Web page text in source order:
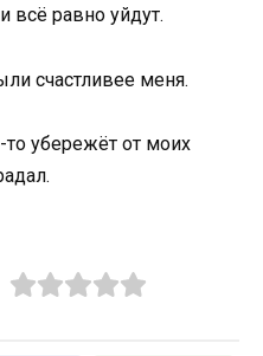
всё равно уйдут.
счастливее меня.
то убережёт от моих